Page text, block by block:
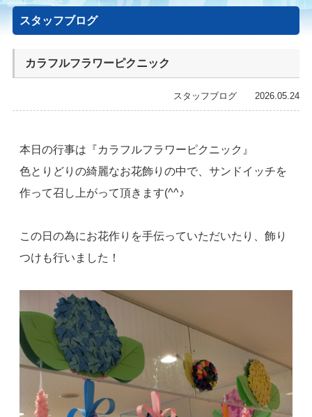
スタッフブログ
カラフルフラワーピクニック
スタッフブログ 2026.05.24
本日の行事は『カラフルフラワーピクニック』
色とりどりの綺麗なお花飾りの中で、サンドイッチを
作って召し上がって頂きます(^^♪
この日の為にお花作りを手伝っていただいたり、飾り
つけも行いました！